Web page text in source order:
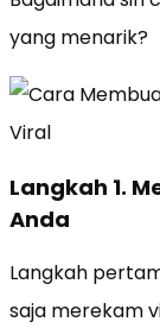
yang menarik?
Langkah 1.
Anda
Langkah
saja merekam